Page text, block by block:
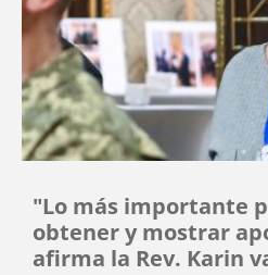
"Lo más importante
obtener y mostrar
afirma la Rev. Karin